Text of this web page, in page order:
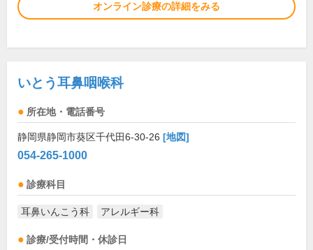
オンライン診療の詳細をみる
いとう耳鼻咽喉科
所在地・電話番号
静岡県静岡市葵区千代田6-30-26 [地図]
054-265-1000
診療科目
耳鼻いんこう科 アレルギー科
診療/受付時間・休診日